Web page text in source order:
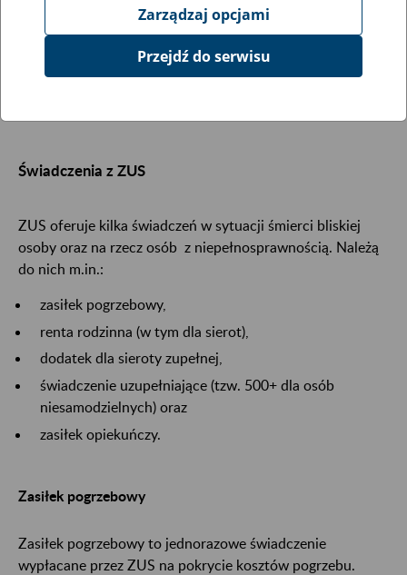
Świadczenia z ZUS
Świadczenia z KRUS
Wsparcie z OPS/MOPS/PCPR
Świadczenia z ZUS
ZUS oferuje kilka świadczeń w sytuacji śmierci bliskiej
osoby oraz na rzecz osób z niepełnosprawnością. Należą
do nich m.in.:
zasiłek pogrzebowy,
renta rodzinna (w tym dla sierot),
dodatek dla sieroty zupełnej,
świadczenie uzupełniające (tzw. 500+ dla osób
niesamodzielnych) oraz
zasiłek opiekuńczy.
Zasiłek pogrzebowy
Zasiłek pogrzebowy to jednorazowe świadczenie
wypłacane przez ZUS na pokrycie kosztów pogrzebu.
Zarządzaj opcjami
Przejdź do serwisu